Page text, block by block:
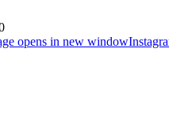
opens in new window